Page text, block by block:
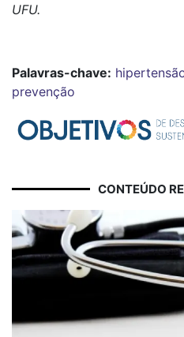
UFU.
Palavras-chave:
prevenção
CONTEÚDO